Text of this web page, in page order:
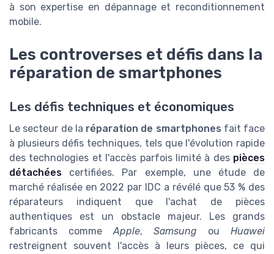
à son expertise en dépannage et reconditionnement
mobile.
Les controverses et défis dans la
réparation de smartphones
Les défis techniques et économiques
Le secteur de la réparation de smartphones fait face
à plusieurs défis techniques, tels que l'évolution rapide
des technologies et l'accès parfois limité à des pièces
détachées certifiées. Par exemple, une étude de
marché réalisée en 2022 par IDC a révélé que 53 % des
réparateurs indiquent que l'achat de pièces
authentiques est un obstacle majeur. Les grands
fabricants commeApple, Samsung ou Huawei
restreignent souvent l'accès à leurs pièces, ce qui